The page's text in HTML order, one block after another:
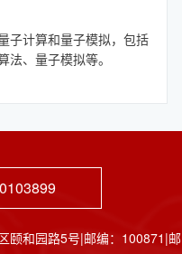
子计算和量子模拟，包括
、量子模拟等。
颐和园路5号|邮编：100871|邮